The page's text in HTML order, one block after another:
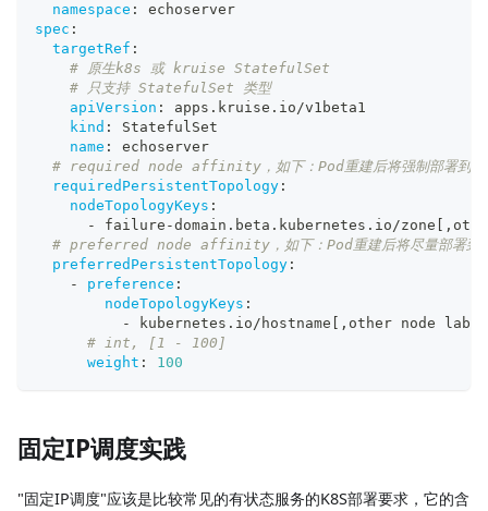
namespace :
echoserver
spec :
targetRef :
# 原生k8s 或 kruise StatefulSet
# 只支持 StatefulSet 类型
apiVersion :
apps.kruise.io/v1beta1
kind :
StatefulSet
name :
echoserver
# required node affinity，如下：Pod重建后将强制部署到同
requiredPersistentTopology :
nodeTopologyKeys :
-
failure -domain.beta.kubernetes.io/zone ,
# preferred node affinity，如下：Pod重建后将尽量部署到
preferredPersistentTopology :
-
preference :
nodeTopologyKeys :
-
kubernetes.io/hostname , other node
# int, [1 - 100]
weight : 100
固定IP调度实践
"固定IP调度"应该是比较常见的有状态服务的K8S部署要求，它的含